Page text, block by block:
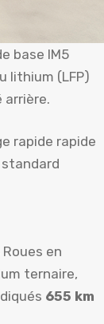
base IM5
lithium (LFP)
arrière.
rapide rapide
standard
Roues en
ternaire,
655 km